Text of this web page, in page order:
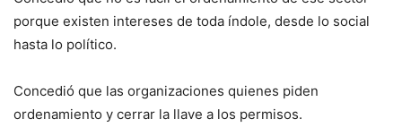
porque existen intereses de toda índole, desde lo social
hasta lo político.
Concedió que las organizaciones quienes piden
ordenamiento y cerrar la llave a los permisos.